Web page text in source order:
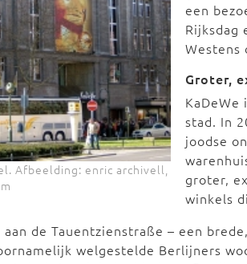
Afbeelding: enric archivell,
een
Rijksdag
Westens
Groter,
stad. In
joodse
groter,
winkels
de Tauentzienstraße – een
welgestelde Berlijners